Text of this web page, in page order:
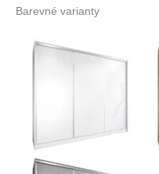
Barevné varianty